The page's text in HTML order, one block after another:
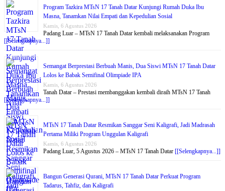
Program Tazkira MTsN 17 Tanah Datar Kunjungi Rumah Duka Ibu
Masna, Tanamkan Nilai Empati dan Kepedulian Sosial
Kamis, 6 Agustus 2026
Padang Luar – MTsN 17 Tanah Datar kembali melaksanakan Program
[[Selengkapnya...]]
Semangat Berprestasi Berbuah Manis, Dua Siswi MTsN 17 Tanah Datar
Lolos ke Babak Semifinal Olimpiade IPA
Kamis, 6 Agustus 2026
Tanah Datar – Prestasi membanggakan kembali diraih MTsN 17 Tanah
[[Selengkapnya...]]
MTsN 17 Tanah Datar Resmikan Sanggar Seni Kaligrafi, Jadi Madrasah
Pertama Miliki Program Unggulan Kaligrafi
Kamis, 6 Agustus 2026
Padang Luar, 5 Agustus 2026 – MTsN 17 Tanah Datar [[Selengkapnya...]]
Bangun Generasi Qurani, MTsN 17 Tanah Datar Perkuat Program
Tadarus, Tahfiz, dan Kaligrafi